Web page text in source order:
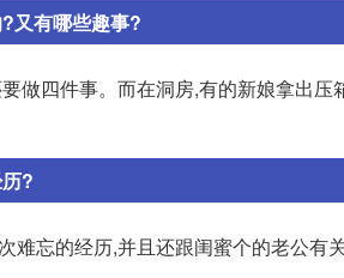
又有哪些趣事?
做四件事。而在洞房,有的新娘拿出
?
忘的经历,并且还跟闺蜜个的老公有关